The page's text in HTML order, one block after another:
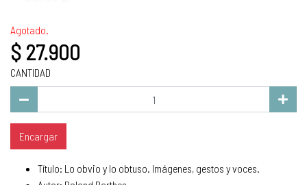
Agotado.
$ 27.900
CANTIDAD
Encargar
Título: Lo obvio y lo obtuso. Imágenes, gestos y voces.